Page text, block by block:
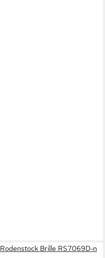
Rodenstock Brille RS7069D-n